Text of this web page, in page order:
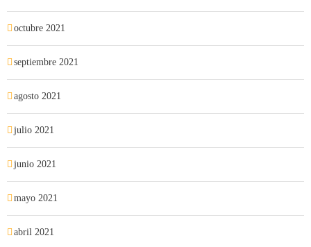
octubre 2021
septiembre 2021
agosto 2021
julio 2021
junio 2021
mayo 2021
abril 2021